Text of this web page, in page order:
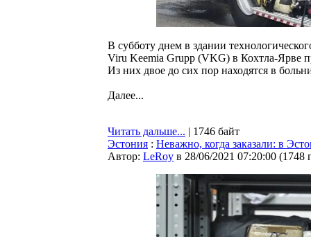
В субботу днем в здании
Viru Keemia Grupp (VKG) в Кохтла-Ярве
Из них двое до сих пор находятся в
Далее...
Читать дальше... | 1746 байт
Эстония : Неважно, когда заказали: в
Автор: LeRoy в 28/06/2021 07:20:00 (1748